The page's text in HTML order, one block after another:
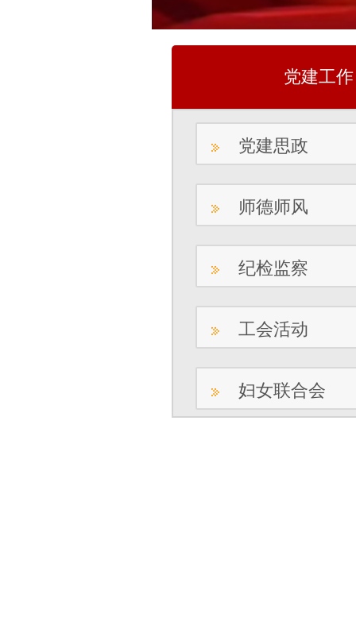
党建工作
党建思政
师德师风
纪检监察
工会活动
妇女联合会